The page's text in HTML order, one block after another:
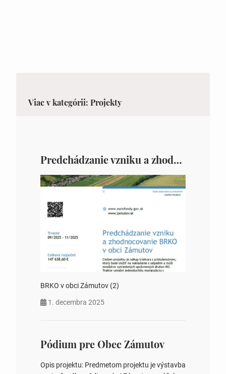
Viac v kategórii: Projekty
Predchádzanie vzniku a zhodnocovanie BRKO v obci Zámutov
BRKO v obci Zámutov (2)
1. decembra 2025
Pódium pre Obec Zámutov
Opis projektu: Predmetom projektu je výstavba